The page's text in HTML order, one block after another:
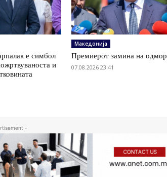
е симбол
и
Македонија
Премиерот замина на одмор
07.08.2026 23:41
-